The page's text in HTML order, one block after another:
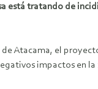
está tratando de
Atacama, el
impactos en la